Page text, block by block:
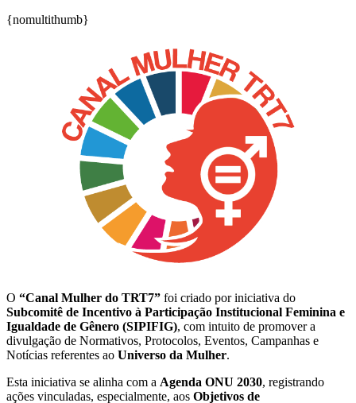
{nomultithumb}
O “Canal Mulher do TRT7” foi criado por iniciativa do
Subcomitê de Incentivo à Participação Institucional Feminina e
Igualdade de Gênero (SIPIFIG), com intuito de promover a
divulgação de Normativos, Protocolos, Eventos, Campanhas e
Notícias referentes ao Universo da Mulher.
Esta iniciativa se alinha com a Agenda ONU 2030, registrando
ações vinculadas, especialmente, aos Objetivos de